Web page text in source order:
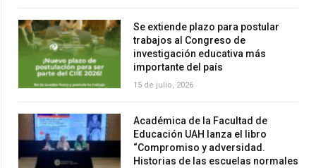
Se extiende plazo para postular
trabajos al Congreso de
investigación educativa más
importante del país
15 de julio, 2026
Académica de la Facultad de
Educación UAH lanza el libro
“Compromiso y adversidad.
Historias de las escuelas normales